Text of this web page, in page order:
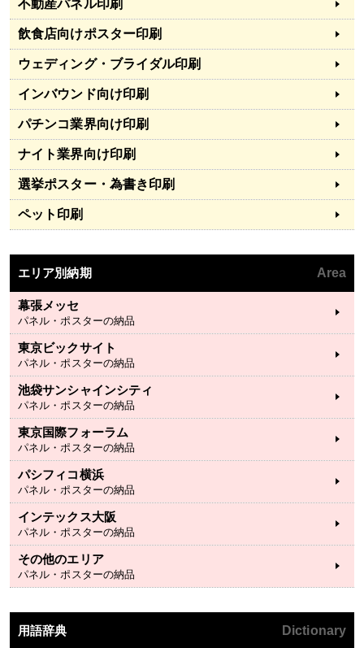
不動産パネル印刷
飲食店向けポスター印刷
ウェディング・ブライダル印刷
インバウンド向け印刷
パチンコ業界向け印刷
ナイト業界向け印刷
選挙ポスター・為書き印刷
ペット印刷
エリア別納期 Area
幕張メッセ
パネル・ポスターの納品
東京ビックサイト
パネル・ポスターの納品
池袋サンシャインシティ
パネル・ポスターの納品
東京国際フォーラム
パネル・ポスターの納品
パシフィコ横浜
パネル・ポスターの納品
インテックス大阪
パネル・ポスターの納品
その他のエリア
パネル・ポスターの納品
用語辞典 Dictionary